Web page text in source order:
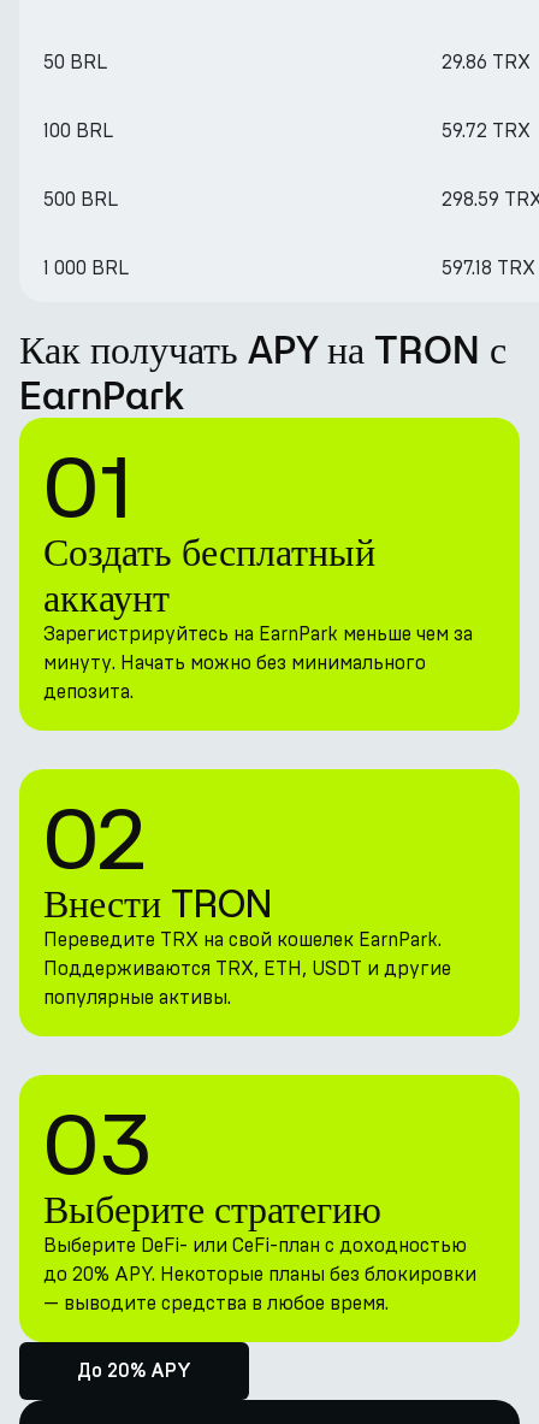
50 BRL 29.86 TRX
100 BRL 59.72 TRX
500 BRL 298.59
1 000 BRL 597.18 TRX
Как получать APY на TRON с
EarnPark
01
Создать бесплатный
аккаунт
Зарегистрируйтесь на EarnPark меньше чем за
минуту. Начать можно без минимального
депозита.
02
Внести TRON
Переведите TRX на свой кошелек EarnPark.
Поддерживаются TRX, ETH, USDT и другие
популярные активы.
03
Выберите стратегию
Выберите DeFi- или CeFi-план с доходностью
до 20% APY. Некоторые планы без блокировки
— выводите средства в любое время.
До 20% APY